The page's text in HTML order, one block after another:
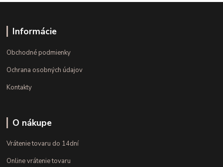
Informácie
Obchodné podmienky
Ochrana osobných údajov
Kontakty
O nákupe
Vrátenie tovaru do 14dní
Online vrátenie tovaru